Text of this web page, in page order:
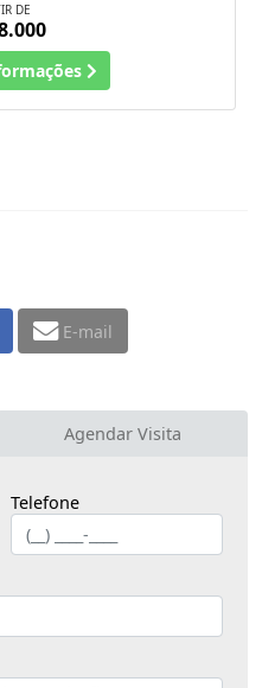
DE
E-mail
Agendar Visita
Telefone